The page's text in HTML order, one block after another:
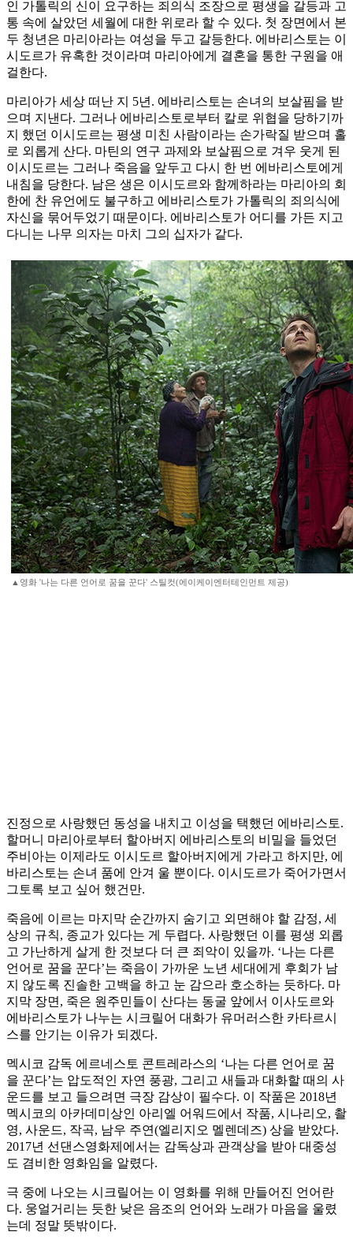
인 가톨릭의 신이 요구하는 죄의식 조장으로 평생을 갈등과 고
통 속에 살았던 세월에 대한 위로라 할 수 있다. 첫 장면에서 본
두 청년은 마리아라는 여성을 두고 갈등한다. 에바리스토는 이
시도르가 유혹한 것이라며 마리아에게 결혼을 통한 구원을 애
걸한다.
마리아가 세상 떠난 지 5년. 에바리스토는 손녀의 보살핌을 받
으며 지낸다. 그러나 에바리스토로부터 칼로 위협을 당하기까
지 했던 이시도르는 평생 미친 사람이라는 손가락질 받으며 홀
로 외롭게 산다. 마틴의 연구 과제와 보살핌으로 겨우 웃게 된
이시도르는 그러나 죽음을 앞두고 다시 한 번 에바리스토에게
내침을 당한다. 남은 생은 이시도르와 함께하라는 마리아의 회
한에 찬 유언에도 불구하고 에바리스토가 가톨릭의 죄의식에
자신을 묶어두었기 때문이다. 에바리스토가 어디를 가든 지고
다니는 나무 의자는 마치 그의 십자가 같다.
▲영화 '나는 다른 언어로 꿈을 꾼다' 스틸컷(에이케이엔터테인먼트 제공)
진정으로 사랑했던 동성을 내치고 이성을 택했던 에바리스토.
할머니 마리아로부터 할아버지 에바리스토의 비밀을 들었던
주비아는 이제라도 이시도르 할아버지에게 가라고 하지만, 에
바리스토는 손녀 품에 안겨 울 뿐이다. 이시도르가 죽어가면서
그토록 보고 싶어 했건만.
죽음에 이르는 마지막 순간까지 숨기고 외면해야 할 감정, 세
상의 규칙, 종교가 있다는 게 두렵다. 사랑했던 이를 평생 외롭
고 가난하게 살게 한 것보다 더 큰 죄악이 있을까. ‘나는 다른
언어로 꿈을 꾼다’는 죽음이 가까운 노년 세대에게 후회가 남
지 않도록 진솔한 고백을 하고 눈 감으라 호소하는 듯하다. 마
지막 장면, 죽은 원주민들이 산다는 동굴 앞에서 이사도르와
에바리스토가 나누는 시크릴어 대화가 유머러스한 카타르시
스를 안기는 이유가 되겠다.
멕시코 감독 에르네스토 콘트레라스의 ‘나는 다른 언어로 꿈
을 꾼다’는 압도적인 자연 풍광, 그리고 새들과 대화할 때의 사
운드를 보고 들으려면 극장 감상이 필수다. 이 작품은 2018년
멕시코의 아카데미상인 아리엘 어워드에서 작품, 시나리오, 촬
영, 사운드, 작곡, 남우 주연(엘리지오 멜렌데즈) 상을 받았다.
2017년 선댄스영화제에서는 감독상과 관객상을 받아 대중성
도 겸비한 영화임을 알렸다.
극 중에 나오는 시크릴어는 이 영화를 위해 만들어진 언어란
다. 웅얼거리는 듯한 낮은 음조의 언어와 노래가 마음을 울렸
는데 정말 뜻밖이다.